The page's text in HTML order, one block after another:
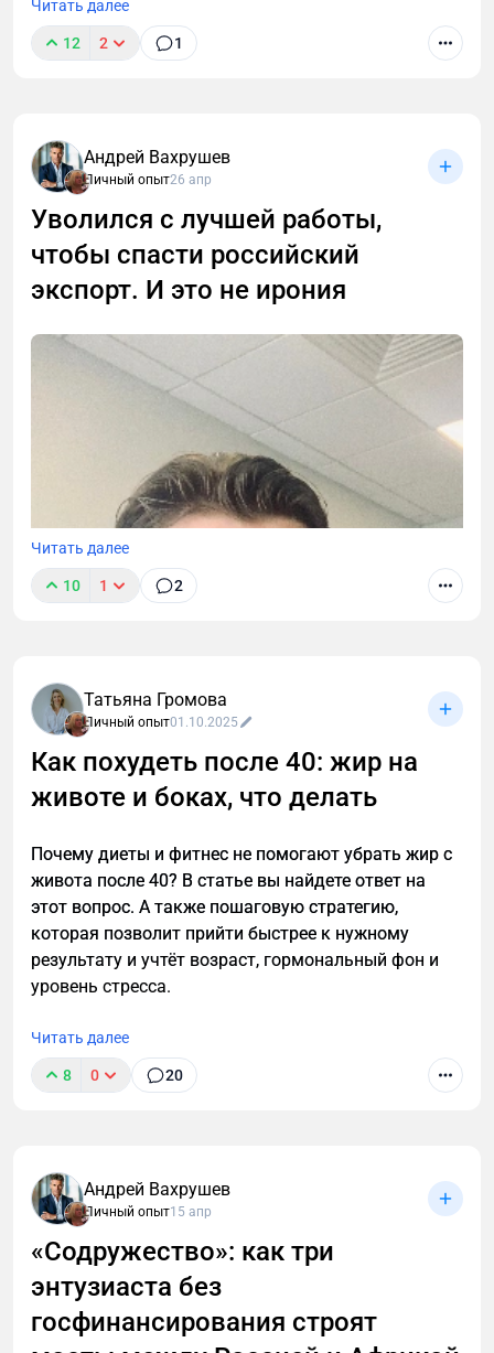
В этой статье разберём, чем инвестиционный
проект отличается от «классического» ремонта,
как собственнику избежать типичных ошибок и
максимально окупить вложения.
Читать далее
12 2 1
Андрей Вахрушев
Личный опыт26 апр
Уволился с лучшей работы,
чтобы спасти российский
экспорт. И это не ирония
Читать далее
10 1 2
Татьяна Громова
Личный опыт01.10.2025
Как похудеть после 40: жир на
животе и боках, что делать
Почему диеты и фитнес не помогают убрать жир с
живота после 40? В статье вы найдете ответ на
этот вопрос. А также пошаговую стратегию,
которая позволит прийти быстрее к нужному
результату и учтёт возраст, гормональный фон и
уровень стресса.
Читать далее
8 0 20
Андрей Вахрушев
Личный опыт15 апр
«Содружество»: как три
энтузиаста без
госфинансирования строят